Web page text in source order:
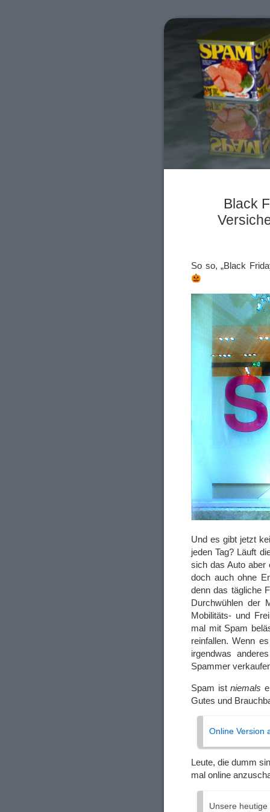
Black
So so, „Black
Und es gibt jetzt
jeden Tag? Läuft
sich das Auto aber
doch auch ohne
denn das tägliche
Durchwühlen der
Mobilitäts- und
mal mit Spam
reinfallen. Wenn
irgendwas
Spammer
Spam istniemals
Gutes und
Online Version
Leute, die dumm
mal online
Unsere